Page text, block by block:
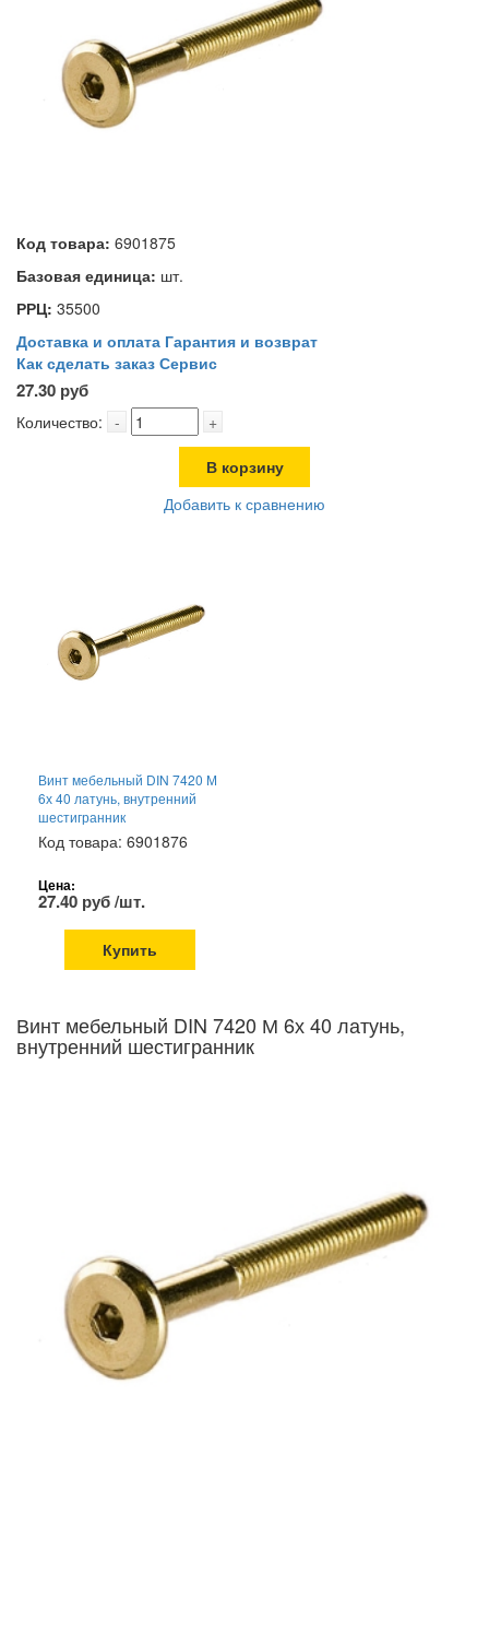
Код товара: 6901875
Базовая единица: шт.
РРЦ: 35500
Доставка и оплата Гарантия и возврат
Как сделать заказ Сервис
27.30 руб
Количество: - +
В корзину
Добавить к сравнению
Винт мебельный DIN 7420 М
6х 40 латунь, внутренний
шестигранник
Код товара: 6901876
Цена:
27.40 руб /шт.
Купить
Винт мебельный DIN 7420 М 6х 40 латунь,
внутренний шестигранник